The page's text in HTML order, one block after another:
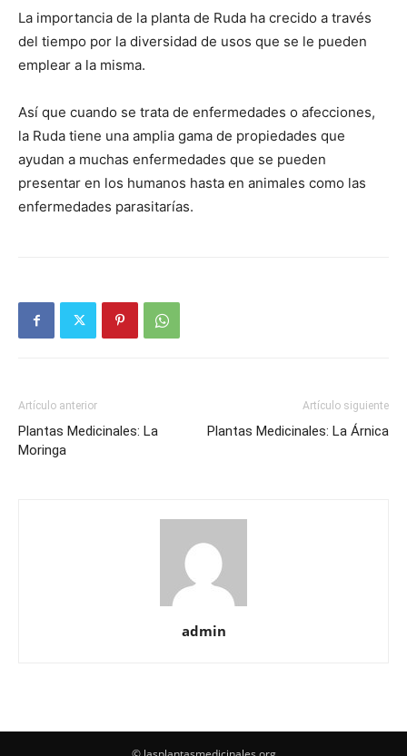
La importancia de la planta de Ruda ha crecido a través
del tiempo por la diversidad de usos que se le pueden
emplear a la misma.
Así que cuando se trata de enfermedades o afecciones,
la Ruda tiene una amplia gama de propiedades que
ayudan a muchas enfermedades que se pueden
presentar en los humanos hasta en animales como las
enfermedades parasitarías.
Artículo anterior
Plantas Medicinales: La
Moringa
Artículo siguiente
Plantas Medicinales: La Árnica
admin